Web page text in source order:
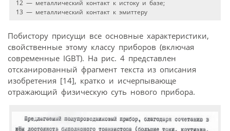
12 — металлический контакт к истоку и базе;
13 — металлический контакт к эмиттеру
Побистору присущи все основные характеристики,
свойственные этому классу приборов (включая
современные IGBT). На рис. 4 представлен
отсканированный фрагмент текста из описания
изобретения [14], кратко и исчерпывающе
отражающий физическую суть нового прибора.